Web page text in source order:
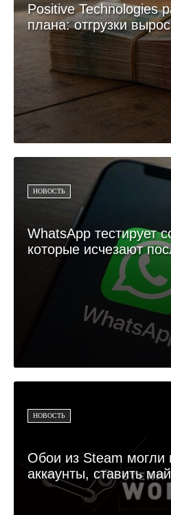
Positive Technologies
плана: отгрузки
НОВОСТЬ
WhatsApp тестирует
которые исчезают
НОВОСТЬ
Обои из Steam могли
аккаунты, ставить